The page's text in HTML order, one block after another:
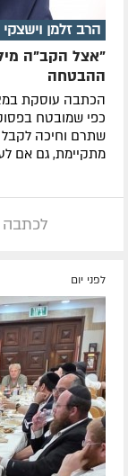
הרב זלמן וישצקי
"אצל הקב"ה
ההבטחה
הכתבה עוסקת
כפי שמובטח
שתרם וחיכה
מתקיימת, גם אם
לכתבה
לפני יום